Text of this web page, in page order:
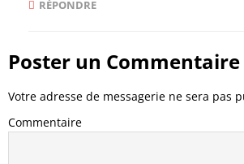
RÉPONDRE
Poster un Commentaire
Votre adresse de messagerie ne sera pas
Commentaire